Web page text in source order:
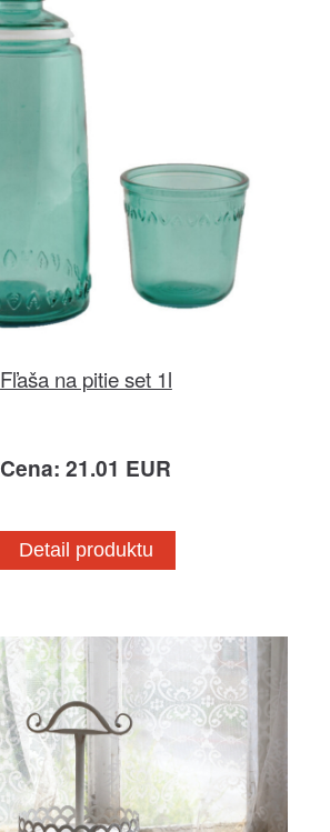
Fľaša na pitie set 1l
Cena: 21.01 EUR
Detail produktu